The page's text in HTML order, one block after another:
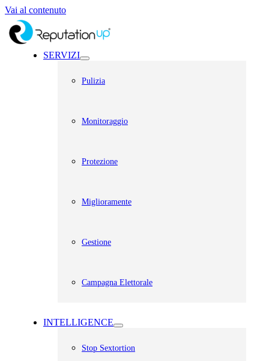
Vai al contenuto
SERVIZI
Pulizia
Monitoraggio
Protezione
Miglioramente
Gestione
Campagna Elettorale
INTELLIGENCE
Stop Sextortion